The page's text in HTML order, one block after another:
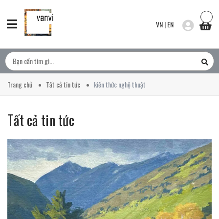
VN|EN
Trang chủ Tất cả tin tức kiến thức nghệ thuật
Tất cả tin tức